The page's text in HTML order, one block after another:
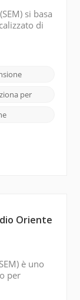
si basa
di
ad
o
per
Oriente
è uno
per